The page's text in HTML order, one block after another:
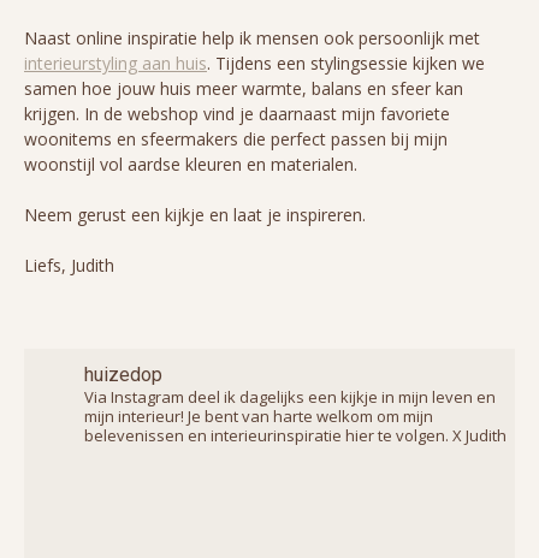
Naast online inspiratie help ik mensen ook persoonlijk met
interieurstyling aan huis. Tijdens een stylingsessie kijken we
samen hoe jouw huis meer warmte, balans en sfeer kan
krijgen. In de webshop vind je daarnaast mijn favoriete
woonitems en sfeermakers die perfect passen bij mijn
woonstijl vol aardse kleuren en materialen.
Neem gerust een kijkje en laat je inspireren.
Liefs, Judith
huizedop
Via Instagram deel ik dagelijks een kijkje in mijn leven en
mijn interieur! Je bent van harte welkom om mijn
belevenissen en interieurinspiratie hier te volgen. X Judith